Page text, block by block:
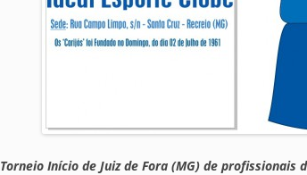
Torneio Início de Juiz de Fora (MG) de profissionais